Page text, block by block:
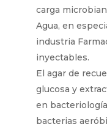
carga
Agua, en
industria
inyectables.
El agar de
glucosa y
en
bacterias